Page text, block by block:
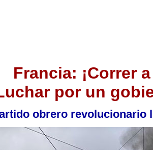
Francia: ¡Correr
por un
obrero revolucionario